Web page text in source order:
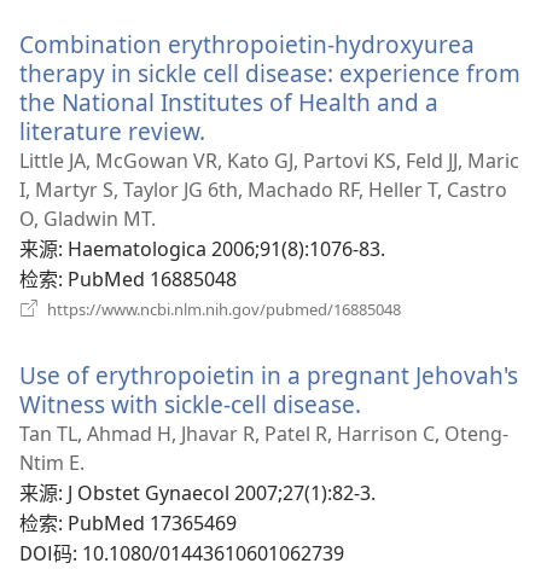
窗
口）
Combination erythropoietin-hydroxyurea
therapy in sickle cell disease: experience from
the National Institutes of Health and a
literature review.
开
新
口）
Little JA, McGowan VR, Kato GJ, Partovi KS, Feld JJ, Maric
I, Martyr S, Taylor JG 6th, Machado RF, Heller T, Castro
O, Gladwin MT.
来源‎: Haematologica 2006;91(8):1076-83.
检索‎: PubMed 16885048
https://www.ncbi.nlm.nih.gov/pubmed/16885048
窗
口）
Use of erythropoietin in a pregnant Jehovah's
Witness with sickle-cell disease.
开
窗
Tan TL, Ahmad H, Jhavar R, Patel R, Harrison C, Oteng-
Ntim E.
来源‎: J Obstet Gynaecol 2007;27(1):82-3.
检索‎: PubMed 17365469
DOI码‎: 10.1080/01443610601062739